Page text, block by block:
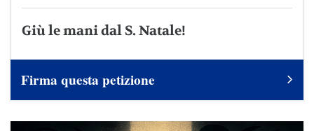
Giù le mani dal S. Natale!
Firma questa petizione